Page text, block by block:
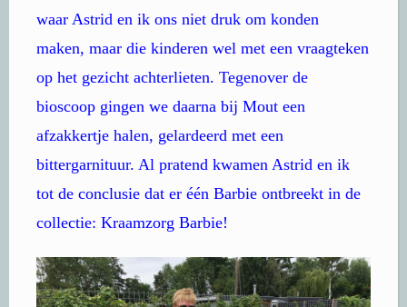
waar Astrid en ik ons niet druk om konden
maken, maar die kinderen wel met een vraagteken
op het gezicht achterlieten. Tegenover de
bioscoop gingen we daarna bij Mout een
afzakkertje halen, gelardeerd met een
bittergarnituur. Al pratend kwamen Astrid en ik
tot de conclusie dat er één Barbie ontbreekt in de
collectie: Kraamzorg Barbie!